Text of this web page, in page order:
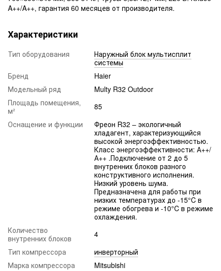
A++/A++, гарантия 60 месяцев от производителя.
Характеристики
Тип оборудования
Наружный блок мультисплит
системы
Бренд
Haier
Модельный ряд
Multy R32 Outdoor
Площадь помещения,
м²
85
Оснащение и функции
Фреон R32 – экологичный
хладагент, характеризующийся
высокой энергоэффективностью.
Класс энергоэффективности: А++/
А++ .Подключение от 2 до 5
внутренних блоков разного
конструктивного исполнения.
Низкий уровень шума.
Предназначена для работы при
низких температурах до -15°C в
режиме обогрева и -10°C в режиме
охлаждения.
Количество
внутренних блоков
4
Тип компрессора
инверторный
Марка компрессора
Mitsubishi